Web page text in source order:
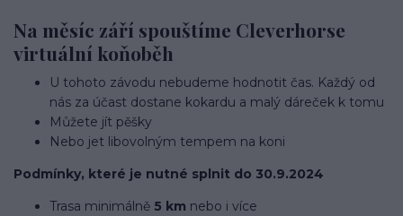
Na měsíc září spouštíme Cleverhorse
virtuální koňoběh
U tohoto závodu nebudeme hodnotit čas. Každý od
nás za účast dostane kokardu a malý dáreček k tomu
Můžete jít pěšky
Nebo jet libovolným tempem na koni
Podmínky, které je nutné splnit do 30.9.2024
Trasa minimálně 5 km nebo i více